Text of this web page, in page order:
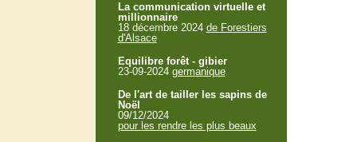
La communication virtuelle et
millionnaire
18 décembre 2024 de Forestiers
d'Alsace
Equilibre forêt - gibier
23-09-2024 germanique
De l'art de tailler les sapins de
Noël
09/12/2024
pour les rendre les plus beaux